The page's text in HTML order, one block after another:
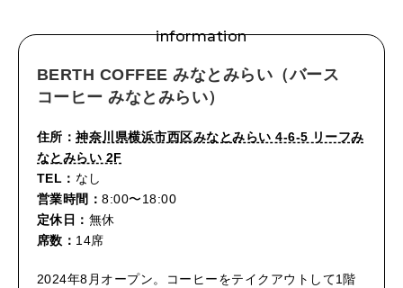
information
BERTH COFFEE みなとみらい（バース
コーヒー みなとみらい）
住所：神奈川県横浜市西区みなとみらい 4-6-5 リーフみ
なとみらい 2F
TEL： なし
営業時間：8:00〜18:00
定休日： 無休
席数： 14席
2024年8月オープン。コーヒーをテイクアウトして1階